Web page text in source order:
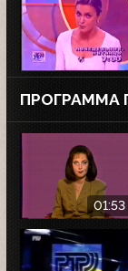
ПРОГРАММА
01:53